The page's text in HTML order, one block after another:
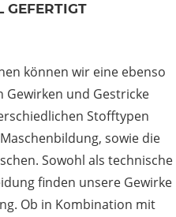
GEFERTIGT
können wir eine ebenso
Gewirken und Gestricke
Stofftypen
sowie die
Sowohl als technische
finden unsere Gewirke
Ob in Kombination mit